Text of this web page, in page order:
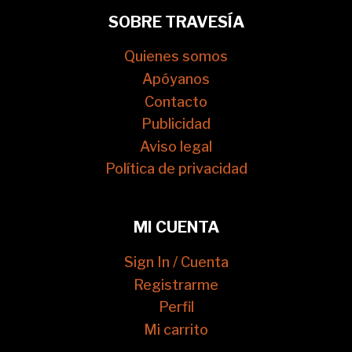
SOBRE TRAVESÍA
Quienes somos
Apóyanos
Contacto
Publicidad
Aviso legal
Política de privacidad
MI CUENTA
Sign In / Cuenta
Registrarme
Perfil
Mi carrito